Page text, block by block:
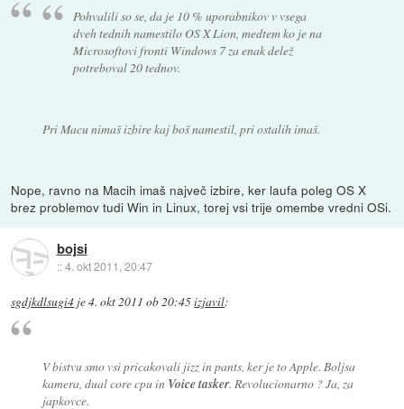
Pohvalili so se, da je 10 % uporabnikov v vsega
dveh tednih namestilo OS X Lion, medtem ko je na
Microsoftovi fronti Windows 7 za enak delež
potreboval 20 tednov.
Pri Macu nimaš izbire kaj boš namestil, pri ostalih imaš.
Nope, ravno na Macih imaš največ izbire, ker laufa poleg OS X
brez problemov tudi Win in Linux, torej vsi trije omembe vredni OSi.
bojsi
::4. okt 2011, 20:47
sgdjkdlsugi4 je4. okt 2011 ob 20:45izjavil:
V bistvu smo vsi pricakovali jizz in pants, ker je to Apple. Boljsa
kamera, dual core cpu in Voice tasker. Revolucionarno ? Ja, za
japkovce.